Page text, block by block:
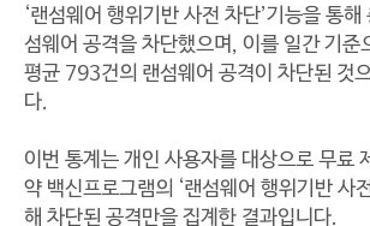
‘랜섬웨어 행위기반 사전 차단’기능을 통
섬웨어 공격을 차단했으며, 이를 일간 기준
평균 793건의 랜섬웨어 공격이 차단된 것
다.
이번 통계는 개인 사용자를 대상으로 무료
약 백신프로그램의 ‘랜섬웨어 행위기반 사
해 차단된 공격만을 집계한 결과입니다.